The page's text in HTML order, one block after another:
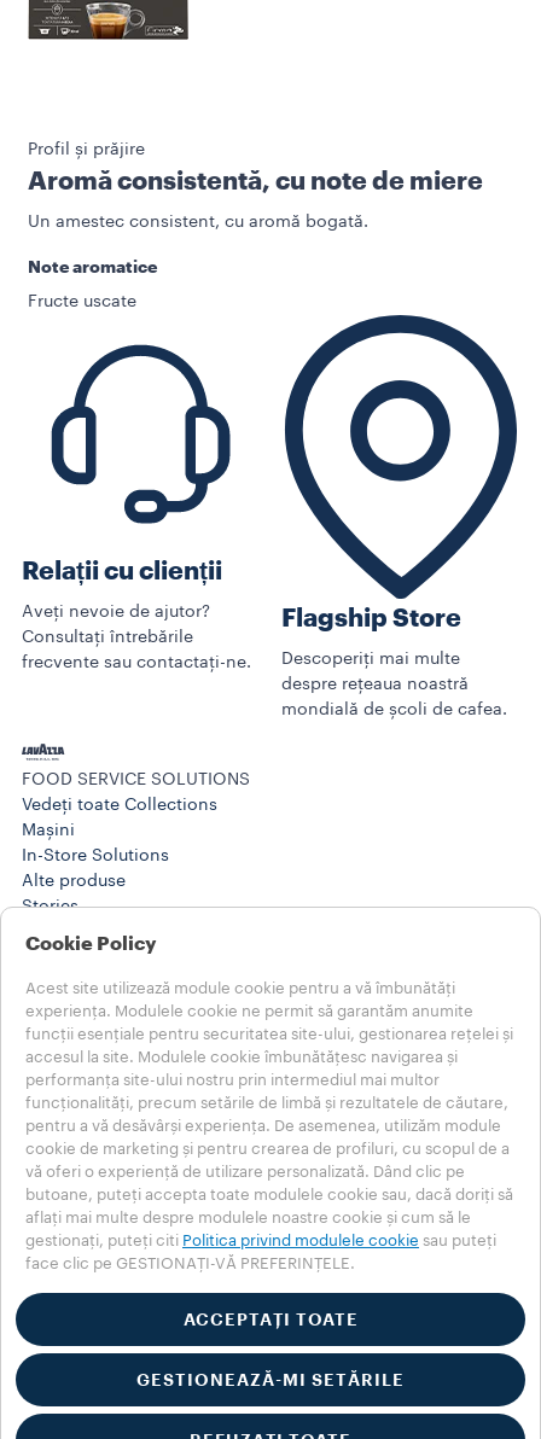
Profil și prăjire
Aromă consistentă, cu note de miere
Un amestec consistent, cu aromă bogată.
Note aromatice
Fructe uscate
Relații cu clienții
Aveți nevoie de ajutor?
Consultați întrebările
frecvente sau contactați-ne.
Flagship Store
Descoperiți mai multe
despre rețeaua noastră
mondială de școli de cafea.
FOOD SERVICE SOLUTIONS
Vedeți toate Collections
Mașini
In-Store Solutions
Alte produse
Stories
Training Center
@WORK SOLUTIONS
Produse
Stories
AJUTOR
ÎNTREBĂRI FRECVENTE
Contactați-ne
Note Legale
Termeni de folosire
Alegeți-vă țara
ROMÂNIA
ROMÂNIA
ALTE ȚĂRI
Politica de confidențialitate
Politica privind modulele cookie
© 2025 LUIGI LAVAZZA SPA – Toate drepturile rezervate – Nr.
Cookie Policy
Acest site utilizează module cookie pentru a vă îmbunătăți
experiența. Modulele cookie ne permit să garantăm anumite
funcții esențiale pentru securitatea site-ului, gestionarea rețelei și
accesul la site. Modulele cookie îmbunătățesc navigarea și
performanța site-ului nostru prin intermediul mai multor
funcționalități, precum setările de limbă și rezultatele de căutare,
pentru a vă desăvârși experiența. De asemenea, utilizăm module
cookie de marketing și pentru crearea de profiluri, cu scopul de a
vă oferi o experiență de utilizare personalizată. Dând clic pe
butoane, puteți accepta toate modulele cookie sau, dacă doriți să
aflați mai multe despre modulele noastre cookie și cum să le
gestionați, puteți citi Politica privind modulele cookie sau puteți
face clic pe GESTIONAȚI-VĂ PREFERINȚELE.
ACCEPTAȚI TOATE
GESTIONEAZĂ-MI SETĂRILE